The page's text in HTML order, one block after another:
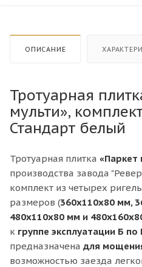
ОПИСАНИЕ
Тротуарная
мульти»,
Стандарт белый
Тротуарная плитка «Паркет
производства завода
комплект из четырех
размеров (360x110x80 мм,
480x110x80 мм и
к группе эксплуатации Б по
предназначена для
возможностью заезда